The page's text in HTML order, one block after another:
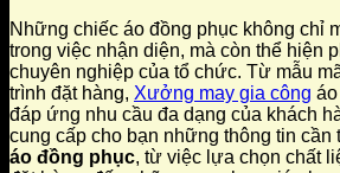
Những chiếc áo đồng phục không chỉ
trong việc nhận diện, mà còn thể hiện
chuyên nghiệp của tổ chức. Từ mẫu
trình đặt hàng, Xưởng may gia công
đáp ứng nhu cầu đa dạng của khách
cung cấp cho bạn những thông tin cần
áo đồng phục, từ việc lựa chọn chất